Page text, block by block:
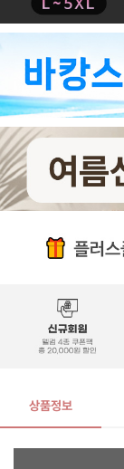
상품정보